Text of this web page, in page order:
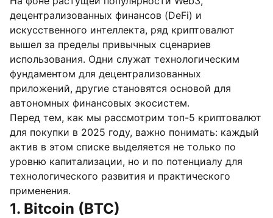
децентрализованных финансов (DeFi) и
искусственного интеллекта, ряд криптовалют
вышел за пределы привычных сценариев
использования. Одни служат технологическим
фундаментом для децентрализованных
приложений, другие становятся основой для
автономных финансовых экосистем.
Перед тем, как мы рассмотрим топ-5 криптовалют
для покупки в 2025 году, важно понимать: каждый
актив в этом списке выделяется не только по
уровню капитализации, но и по потенциалу для
технологического развития и практического
применения.
1. Bitcoin (BTC)